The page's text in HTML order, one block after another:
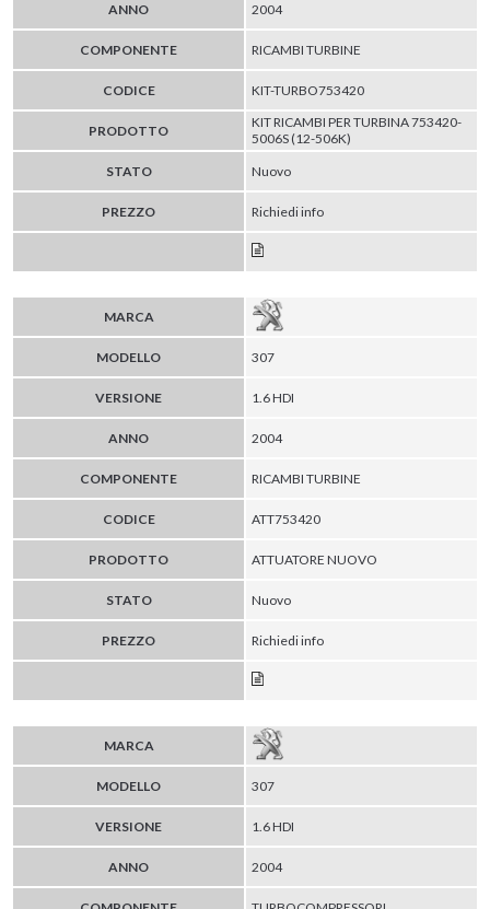
ANNO 2004
COMPONENTE RICAMBI TURBINE
CODICE KIT-TURBO753420
PRODOTTO
KIT RICAMBI PER TURBINA 753420-
5006S (12-506K)
STATO
Nuovo
PREZZO Richiedi info
MARCA
MODELLO 307
VERSIONE 1.6 HDI
ANNO 2004
COMPONENTE RICAMBI TURBINE
CODICE ATT753420
PRODOTTO ATTUATORE NUOVO
STATO Nuovo
PREZZO Richiedi info
MARCA
MODELLO 307
VERSIONE 1.6 HDI
ANNO 2004